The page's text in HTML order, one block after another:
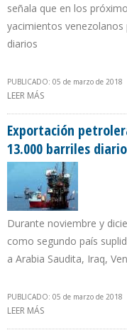
señala que en los
yacimientos venezolanos
diarios
PUBLICADO: 05 de marzo de 2018
LEER MÁS
Exportación
13.000 barriles
Durante noviembre y
como segundo país
a Arabia Saudita, Iraq,
PUBLICADO: 05 de marzo de 2018
LEER MÁS